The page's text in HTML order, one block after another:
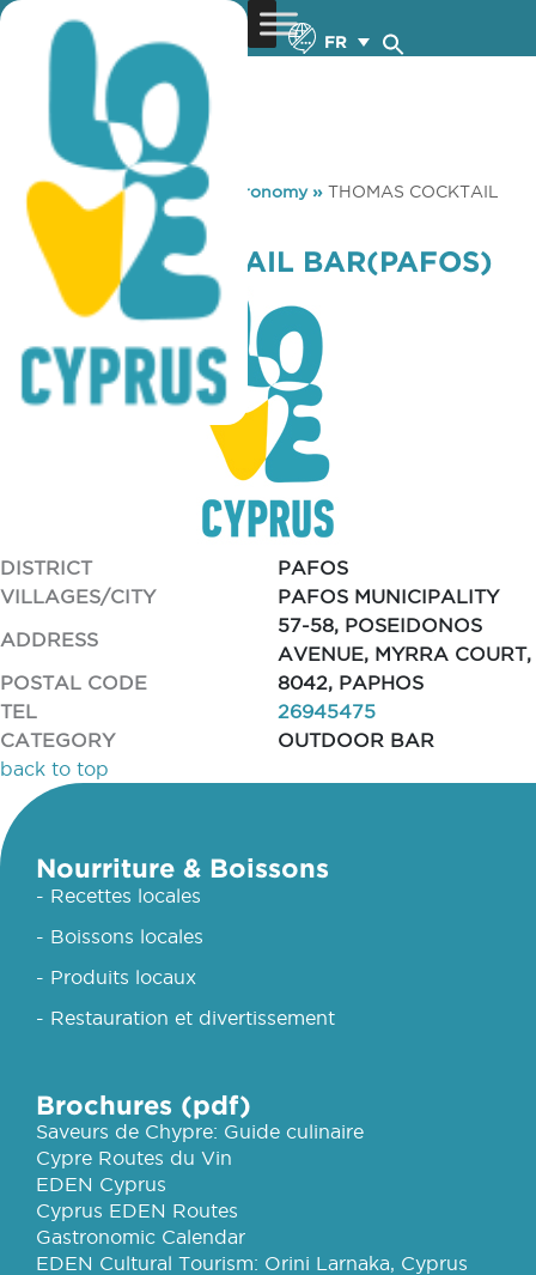
FR
You are here: Home »Gastronomy» THOMAS COCKTAIL
BAR(PAFOS)
THOMAS COCKTAIL BAR(PAFOS)
DISTRICT
PAFOS
VILLAGES/CITY
PAFOS MUNICIPALITY
ADDRESS
57-58, POSEIDONOS
AVENUE, MYRRA COURT,
POSTAL CODE
8042, PAPHOS
TEL
26945475
CATEGORY
OUTDOOR BAR
back to top
Nourriture & Boissons
- Recettes locales
- Boissons locales
- Produits locaux
- Restauration et divertissement
Brochures (pdf)
Saveurs de Chypre: Guide culinaire
Cypre Routes du Vin
EDEN Cyprus
Cyprus EDEN Routes
Gastronomic Calendar
EDEN Cultural Tourism: Orini Larnaka, Cyprus